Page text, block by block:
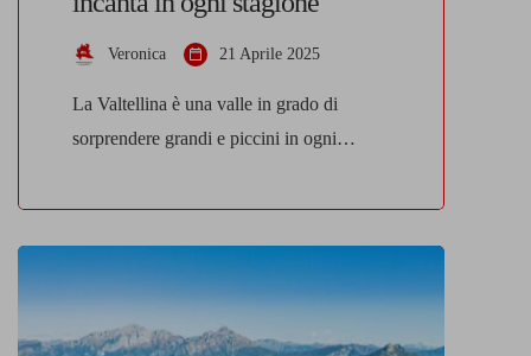
Veronica 21 Aprile 2025
La Valtellina è una valle in grado di
sorprendere grandi e piccini in ogni
autentico, dove la natura, le tradizioni e i
sapori si fondono in un equilibrio perfetto,
regalando emozioni diverse a seconda
della stagione. Una valle che cambia volto
In inverno, la Valtellina si veste